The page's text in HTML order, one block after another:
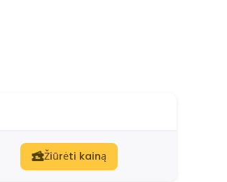
Žiūrėti kainą